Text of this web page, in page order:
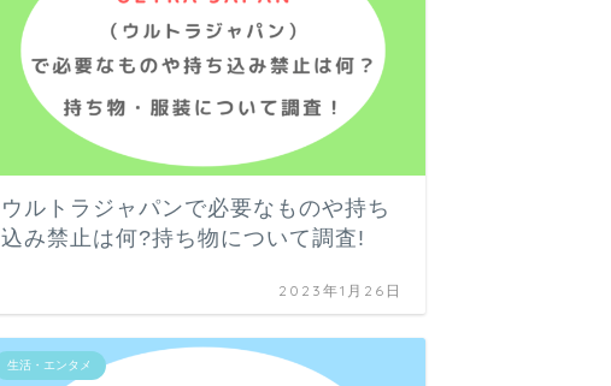
ウルトラジャパンで必要なものや持ち
込み禁止は何?持ち物について調査!
2023年1月26日
生活・エンタメ